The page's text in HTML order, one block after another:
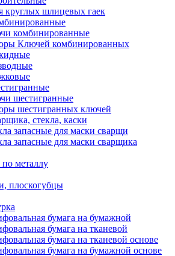
круглых шлицевых гаек
комбинированные
Ключей комбинированных
шестигранные
шестигранных ключей
стекла, каски
запасные для маски сварщи
запасные для маски сварщика
металлу
плоскогубцы
бумага на бумажной
бумага на тканевой
бумага на тканевой основе
бумага на бумажной основе